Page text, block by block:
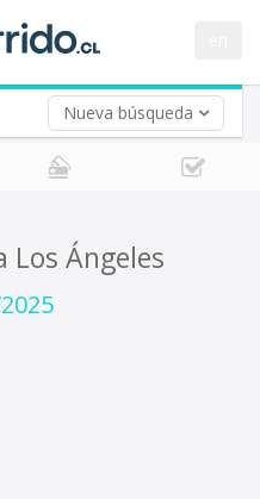
Nueva búsqueda
Los Ángeles